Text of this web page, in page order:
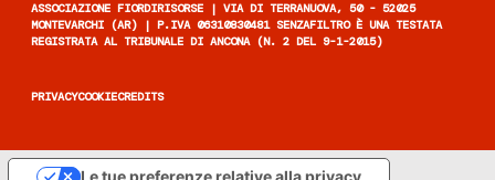
ASSOCIAZIONE FIORDIRISORSE | VIA DI TERRANUOVA, 50 - 52025
MONTEVARCHI (AR) | P.IVA 06310830481 SENZAFILTRO È UNA TESTATA
REGISTRATA AL TRIBUNALE DI ANCONA (N. 2 DEL 9-1-2015)
PRIVACYCOOKIECREDITS